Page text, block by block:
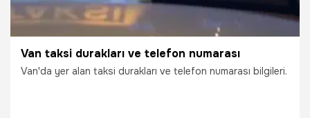
Van taksi durakları ve telefon numarası
Van'da yer alan taksi durakları ve telefon numarası bilgileri.